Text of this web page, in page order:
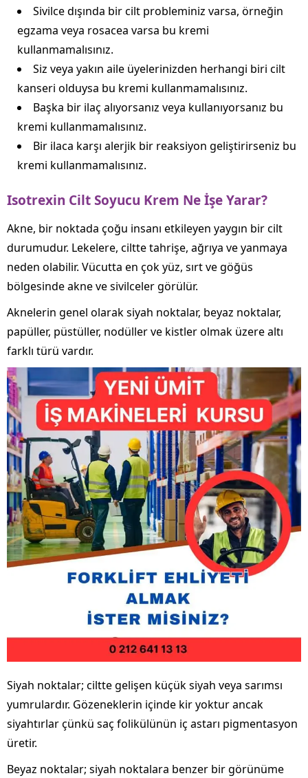
Sivilce dışında bir cilt probleminiz varsa, örneğin
egzama veya rosacea varsa bu kremi
kullanmamalısınız.
Siz veya yakın aile üyelerinizden herhangi biri cilt
kanseri olduysa bu kremi kullanmamalısınız.
Başka bir ilaç alıyorsanız veya kullanıyorsanız bu
kremi kullanmamalısınız.
Bir ilaca karşı alerjik bir reaksiyon geliştirirseniz bu
kremi kullanmamalısınız.
Isotrexin Cilt Soyucu Krem Ne İşe Yarar?
Akne, bir noktada çoğu insanı etkileyen yaygın bir cilt
durumudur. Lekelere, ciltte tahrişe, ağrıya ve yanmaya
neden olabilir. Vücutta en çok yüz, sırt ve göğüs
bölgesinde akne ve sivilceler görülür.
Aknelerin genel olarak siyah noktalar, beyaz noktalar,
papüller, püstüller, nodüller ve kistler olmak üzere altı
farklı türü vardır.
Siyah noktalar; ciltte gelişen küçük siyah veya sarımsı
yumrulardır. Gözeneklerin içinde kir yoktur ancak
siyahtırlar çünkü saç folikülünün iç astarı pigmentasyon
üretir.
Beyaz noktalar; siyah noktalara benzer bir görünüme